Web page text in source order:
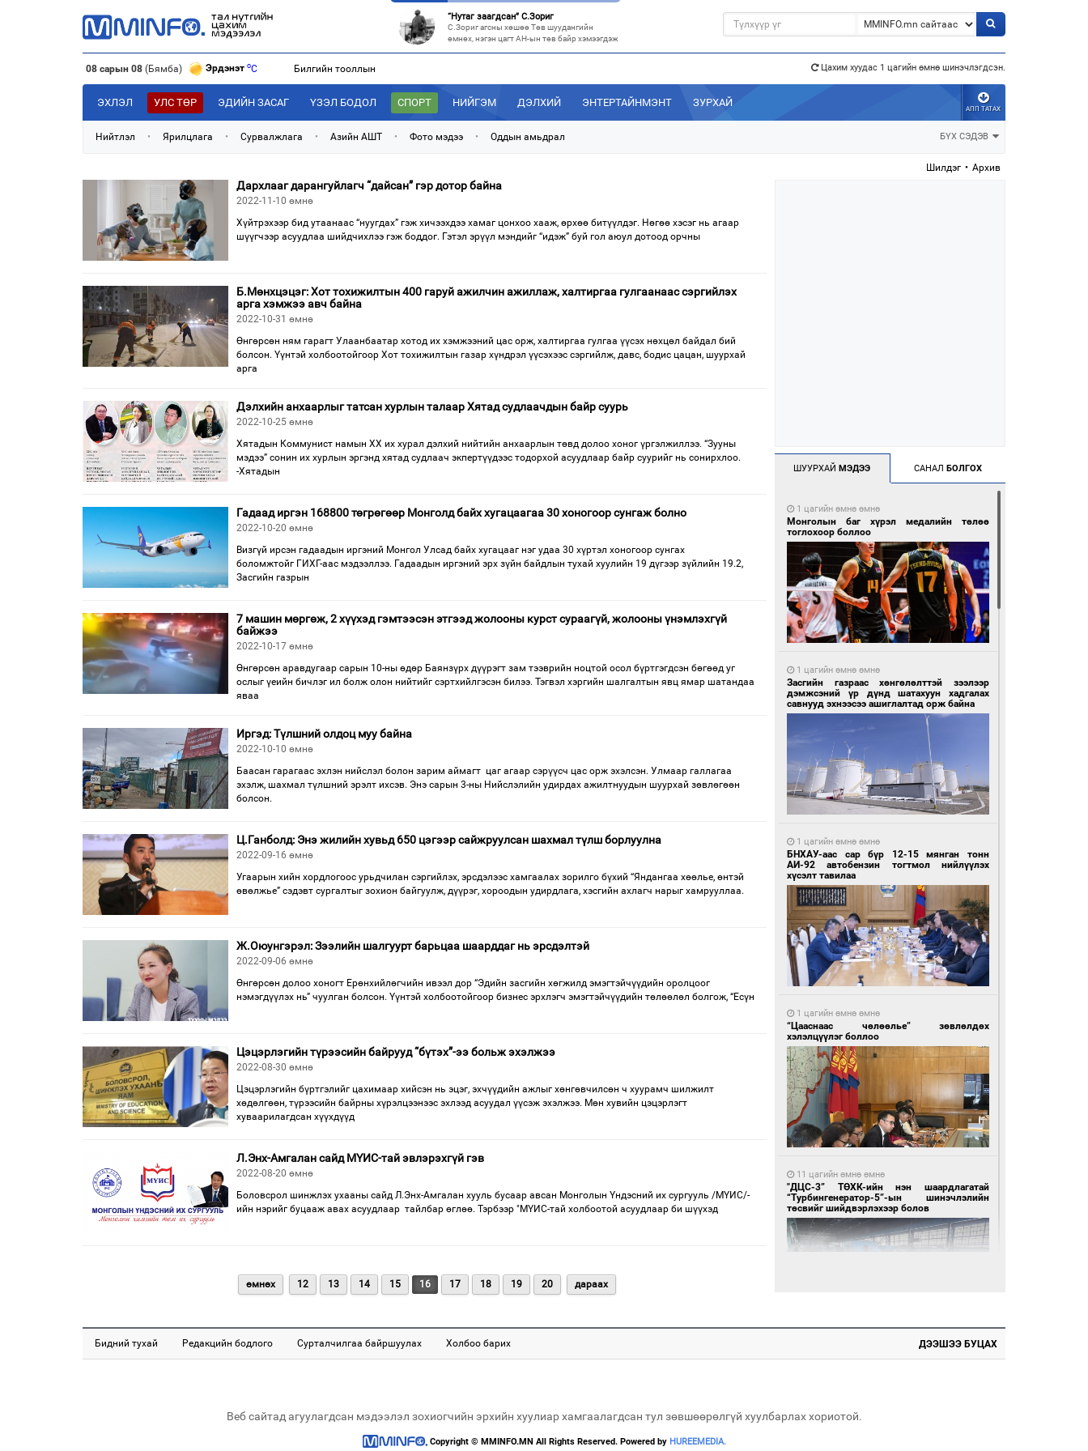
“Нутаг заагдсан” С.Зориг
С.Зориг агсны хөшөө Төв шуудангийн
өмнөх, нэгэн цагт АН-ын төв байр хэмээгдэж
Эрх зүйн үндэслэл нь тодорхойгүй “гадаад элч нарын” томилгоо
Сүүлийн үед Улаанбаатар болон аймгуудаас
дэлхийн хотуудад биет төлөөлөгч
Төв шуудангийн урдах талбайд өнөөдрийг
08 сарын 08 (Бямба) Эрдэнэт oC
Улаанбаатар C
Дархан C
Билгийн тооллын Цахим хуудас 1 цагийн өмнө шинэчлэгдсэн.
ЭХЛЭЛ УЛС ТӨР ЭДИЙН ЗАСАГ ҮЗЭЛ БОДОЛ СПОРТ НИЙГЭМ ДЭЛХИЙ ЭНТЕРТАЙНМЭНТ ЗУРХАЙ
АПП ТАТАХ
Нийтлэл • Ярилцлага • Сурвалжлага • Азийн АШТ • Фото мэдээ • Оддын амьдрал БҮХ СЭДЭВ
Шилдэг • Архив
Дархлааг дарангуйлагч “дайсан” гэр дотор байна
2022-11-10 өмнө
Хүйтрэхээр бид утаанаас “нуугдах” гэж хичээхдээ хамаг цонхоо хааж, өрхөө битүүлдэг. Нөгөө хэсэг нь агаар
шүүгчээр асуудлаа шийдчихлээ гэж боддог. Гэтэл эрүүл мэндийг “идэж” буй гол аюул дотоод орчны
Б.Мөнхцэцэг: Хот тохижилтын 400 гаруй ажилчин ажиллаж, халтиргаа гулгаанаас сэргийлэх
арга хэмжээ авч байна
2022-10-31 өмнө
Өнгөрсөн ням гарагт Улаанбаатар хотод их хэмжээний цас орж, халтиргаа гулгаа үүсэх нөхцөл байдал бий
болсон. Үүнтэй холбоотойгоор Хот тохижилтын газар хүндрэл үүсэхээс сэргийлж, давс, бодис цацан, шуурхай
арга
Дэлхийн анхаарлыг татсан хурлын талаар Хятад судлаачдын байр суурь
2022-10-25 өмнө
Хятадын Коммунист намын XX их хурал дэлхий нийтийн анхаарлын төвд долоо хоног үргэлжиллээ. “Зууны
мэдээ” сонин их хурлын эргэнд хятад судлаач экпертүүдээс тодорхой асуудлаар байр суурийг нь сонирхлоо.
-Хятадын
Гадаад иргэн 168800 төгрөгөөр Монголд байх хугацаагаа 30 хоногоор сунгаж болно
2022-10-20 өмнө
Визгүй ирсэн гадаадын иргэний Монгол Улсад байх хугацааг нэг удаа 30 хүртэл хоногоор сунгах
боломжтойг ГИХГ-аас мэдээллээ. Гадаадын иргэний эрх зүйн байдлын тухай хуулийн 19 дүгээр зүйлийн 19.2,
Засгийн газрын
7 машин мөргөж, 2 хүүхэд гэмтээсэн этгээд жолооны курст сураагүй, жолооны үнэмлэхгүй
байжээ
2022-10-17 өмнө
Өнгөрсөн аравдугаар сарын 10-ны өдөр Баянзүрх дүүрэгт зам тээврийн ноцтой осол бүртгэгдсэн бөгөөд уг
ослыг үеийн бичлэг ил болж олон нийтийг сэртхийлгэсэн билээ. Тэгвэл хэргийн шалгалтын явц ямар шатандаа
яваа
Иргэд: Түлшний олдоц муу байна
2022-10-10 өмнө
Баасан гарагаас эхлэн нийслэл болон зарим аймагт цаг агаар сэрүүсч цас орж эхэлсэн. Улмаар галлагаа
эхэлж, шахмал түлшний эрэлт ихсэв. Энэ сарын 3-ны Нийслэлийн удирдах ажилтнуудын шуурхай зөвлөгөөн
болсон.
Ц.Ганболд: Энэ жилийн хувьд 650 цэгээр сайжруулсан шахмал түлш борлуулна
2022-09-16 өмнө
Угаарын хийн хордлогоос урьдчилан сэргийлэх, эрсдэлээс хамгаалах зорилго бүхий “Яндангаа хөөлье, өнтэй
өвөлжье” сэдэвт сургалтыг зохион байгуулж, дүүрэг, хороодын удирдлага, хэсгийн ахлагч нарыг хамрууллаа.
Ж.Оюунгэрэл: Зээлийн шалгуурт барьцаа шаарддаг нь эрсдэлтэй
2022-09-06 өмнө
Өнгөрсөн долоо хоногт Ерөнхийлөгчийн ивээл дор “Эдийн засгийн хөгжилд эмэгтэйчүүдийн оролцоог
нэмэгдүүлэх нь” чуулган болсон. Үүнтэй холбоотойгоор бизнес эрхлэгч эмэгтэйчүүдийн төлөөлөл болгож, “Есүн
Цэцэрлэгийн түрээсийн байрууд “бүтэх”-ээ больж эхэлжээ
2022-08-30 өмнө
Цэцэрлэгийн бүртгэлийг цахимаар хийсэн нь эцэг, эхчүүдийн ажлыг хөнгөвчилсөн ч хуурамч шилжилт
хөдөлгөөн, түрээсийн байрны хүрэлцээнээс эхлээд асуудал үүсэж эхэлжээ. Мөн хувийн цэцэрлэгт
хуваарилагдсан хүүхдүүд
Л.Энх-Амгалан сайд МҮИС-тай эвлэрэхгүй гэв
2022-08-20 өмнө
Боловсрол шинжлэх ухааны сайд Л.Энх-Амгалан хууль бусаар авсан Монголын Үндэсний их сургууль /МҮИС/-
ийн нэрийг буцааж авах асуудлаар тайлбар өглөө. Тэрбээр "МҮИС-тай холбоотой асуудлаар би шүүхэд
өмнөх 12 13 14 15 16 17 18 19 20 дараах
ШУУРХАЙМЭДЭЭ САНАЛБОЛГОХ
1 цагийн өмнө өмнө
Монголын баг хүрэл медалийн төлөө
тоглохоор боллоо
1 цагийн өмнө өмнө
Засгийн газраас хөнгөлөлттэй зээлээр
дэмжсэний үр дүнд шатахуун хадгалах
савнууд эхнээсээ ашиглалтад орж байна
1 цагийн өмнө өмнө
БНХАУ-аас сар бүр 12-15 мянган тонн
АИ-92 автобензин тогтмол нийлүүлэх
хүсэлт тавилаа
1 цагийн өмнө өмнө
“Цааснаас чөлөөлье” зөвлөлдөх
хэлэлцүүлэг боллоо
11 цагийн өмнө өмнө
"ДЦС-3” ТӨХК-ийн нэн шаардлагатай
“Турбингенератор-5”-ын шинэчлэлийн
төсвийг шийдвэрлэхээр болов
Воллейбол эрэгтэйчүүдийн шигшээ баг А
Бидний тухай Редакцийн бодлого Сурталчилгаа байршуулах Холбоо барих ДЭЭШЭЭ БУЦАХ
Веб сайтад агуулагдсан мэдээлэл зохиогчийн эрхийн хуулиар хамгаалагдсан тул зөвшөөрөлгүй хуулбарлах хориотой.
Copyright © MMINFO.MN All Rights Reserved. Powered by HUREEMEDIA.